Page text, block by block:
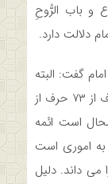
ع‏ و باب الرُّوحِ
دلالت دارد.
گفت: البته
ذکر چند نکته لازم است اولا اینکه ائمه ۷۲ حرف از ۷۳ حرف از
است ائمه
به اموری است
می داند. دلیل